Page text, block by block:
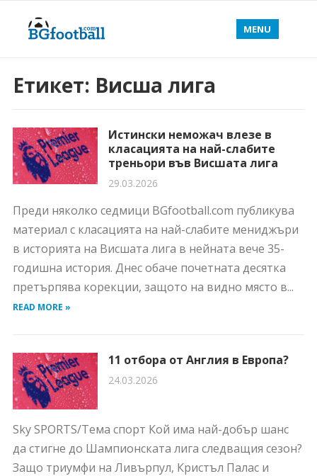
MENU
Етикет: Висша лига
Истински неможач влезе в
класацията на най-слабите
треньори във Висшата лига
29.03.2026
Преди няколко седмици BGfootball.com публикува
материал с класацията на най-слабите мениджъри
в историята на Висшата лига в нейната вече 35-
годишна история. Днес обаче почетната десятка
претърпява корекции, защото на видно място в...
READ MORE »
11 отбора от Англия в Европа?
24.03.2026
Sky SPORTS/Тема спорт Кой има най-добър шанс
да стигне до Шампионската лига следващия сезон?
Защо триумфи на Ливърпул, Кристъл Палас и